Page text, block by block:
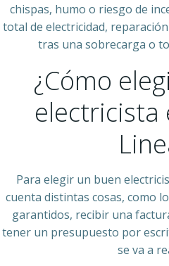
chispas, humo o riesgo de
total de electricidad,
tras una sobrecarga o
¿Cómo
electricista
Para elegir un buen
cuenta distintas cosas, como
garantidos, recibir una
tener un presupuesto por
se va a